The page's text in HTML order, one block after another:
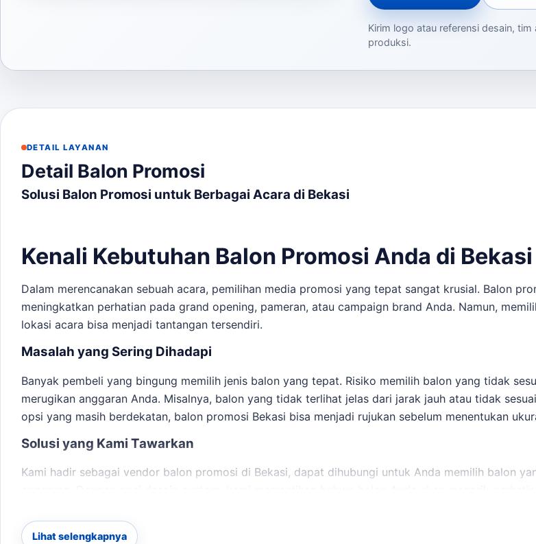
Kirim logo atau referensi desain,
produksi.
DETAIL LAYANAN
Detail Balon Promosi
Solusi Balon Promosi untuk Berbagai Acara di Bekasi
Kenali Kebutuhan Balon Promosi Anda di Bekasi
Dalam merencanakan sebuah acara, pemilihan media promosi yang tepat sangat krusial. Balon
meningkatkan perhatian pada grand opening, pameran, atau campaign brand Anda. Namun,
lokasi acara bisa menjadi tantangan tersendiri.
Masalah yang Sering Dihadapi
Banyak pembeli yang bingung memilih jenis balon yang tepat. Risiko memilih balon yang tidak
merugikan anggaran Anda. Misalnya, balon yang tidak terlihat jelas dari jarak jauh atau tidak
opsi yang masih berdekatan, balon promosi Bekasi bisa menjadi rujukan sebelum menentukan
Solusi yang Kami Tawarkan
Kami hadir sebagai vendor balon promosi di Bekasi, dapat dihubungi untuk Anda memilih balon
Detail Layanan
Lihat selengkapnya